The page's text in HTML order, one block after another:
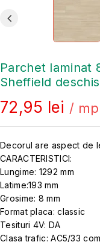
Parchet laminat
Sheffield deschis
72,95 lei / mp
Decorul are aspect de
CARACTERISTICI:
Lungime: 1292 mm
Latime:193 mm
Grosime: 8 mm
Format placa: classic
Tesituri 4V: DA
Clasa trafic: AC5/33